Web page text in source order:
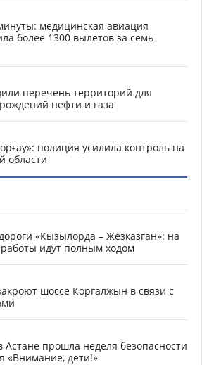
медицинская авиация
более 1300 вылетов за семь
перечень территорий для
нефти и газа
полиция усилила контроль на
области
«Кызылорда – Жезказган»: на
работы идут полным ходом
шоссе Коргалжын в связи с
Астане прошла неделя безопасности
«Внимание, дети!»